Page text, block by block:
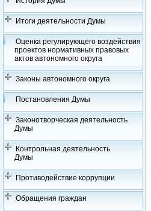
Итоги деятельности Думы
Оценка регулирующего воздействия
проектов нормативных правовых
актов автономного округа
Законы автономного округа
Постановления Думы
Законотворческая деятельность
Думы
Контрольная деятельность
Думы
Противодействие коррупции
Обращения граждан